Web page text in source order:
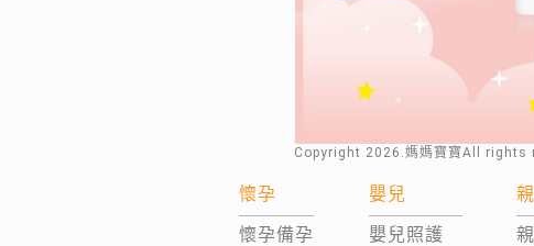
Copyright 2026 .媽媽寶寶All rights
懷孕
懷孕備孕
嬰兒
嬰兒照護